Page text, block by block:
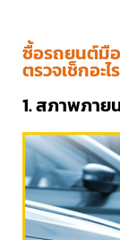
ซื้อรถยนต์มือ
ตรวจเช็กอะไ
1. สภาพภา